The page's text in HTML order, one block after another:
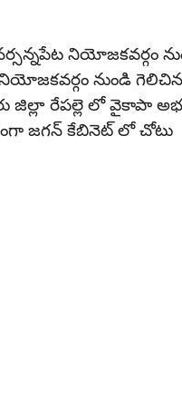
నియోజకవర్గం
నుండి గెలిచిన
జిల్లా రేపల్లె లో వైకాపా
జగన్ కేబినెట్ లో చోటు